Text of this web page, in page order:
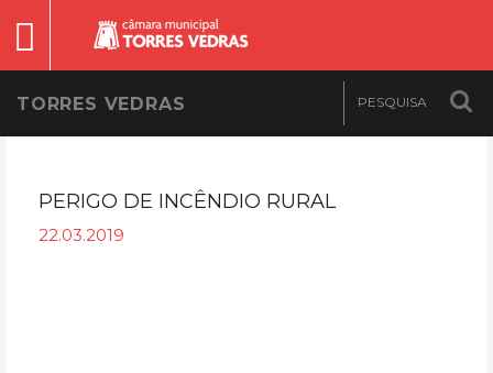
TORRES VEDRAS
PERIGO DE INCÊNDIO RURAL
22.03.2019